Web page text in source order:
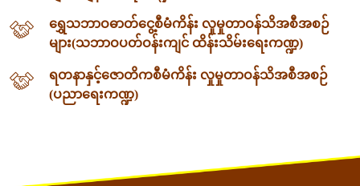
ရွှေသဘာဝဓာတ်ငွေ့စီမံကိန်း လှုမှုတာဝန်သိအစီအစဉ်
များ(သဘာဝပတ်ဝန်းကျင် ထိန်းသိမ်းရေးကဏ္ဍ)
ရတနာနှင့်ဇောတိကစီမံကိန်း လှုမှုတာဝန်သိအစီအစဉ်
(ပညာရေးကဏ္ဍ)